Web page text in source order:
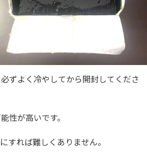
ずよく冷やしてから開封してくださ
性が高いです。
すれば難しくありません。